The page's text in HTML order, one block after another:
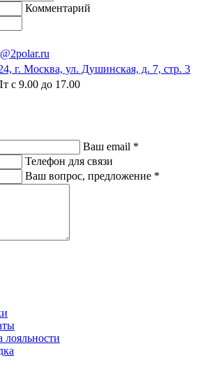
Комментарий
г. Москва, ул. Душинская, д. 7, стр. 3
с 9.00 до 17.00
Ваш email *
Телефон для связи
Ваш вопрос, предложение *